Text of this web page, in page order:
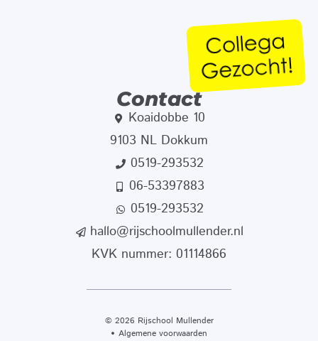
Contact
Koaidobbe 10
9103 NL Dokkum
0519-293532
06-53397883
0519-293532
hallo@rijschoolmullender.nl
KVK nummer: 01114866
© 2026 Rijschool Mullender
Algemene voorwaarden